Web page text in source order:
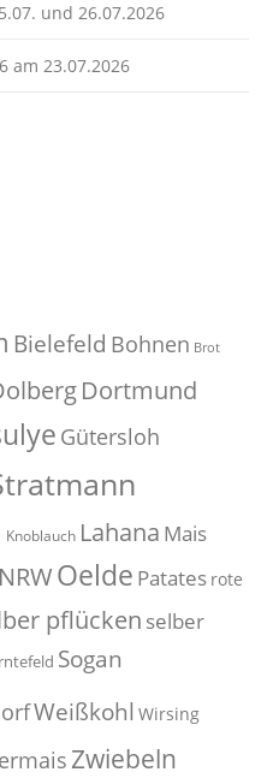
und 26.07.2026
am 23.07.2026
Bielefeld Bohnen Brot
Dortmund
Gütersloh
Knoblauch Lahana Mais
NRWOelde Patates rote
pflücken selber
Sogan
Weißkohl Wirsing
Zwiebeln